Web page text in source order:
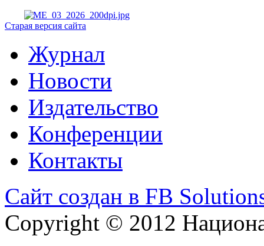
Старая версия сайта
Журнал
Новости
Издательство
Конференции
Контакты
Сайт создан в FB
Copyright © 2012